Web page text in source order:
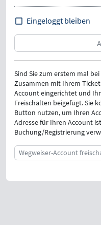
Eingeloggt bleiben
Sind Sie zum erstem mal
Zusammen mit Ihrem
Account eingerichtet und
Freischalten beigefügt. Sie
Button nutzen, um Ihren
Adresse für Ihren Account
Buchung/Registrierung
Wegweiser-Account